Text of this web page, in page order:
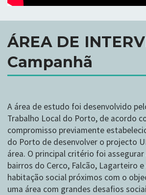
ÁREA DE
Campanhã
A área de estudo foi desenvolvido
Trabalho Local do Porto, de acordo
compromisso previamente
do Porto de desenvolver o projecto
área. O principal critério foi
bairros do Cerco, Falcão, Lagarteiro
habitação social próximos com o
uma área com grandes desafios